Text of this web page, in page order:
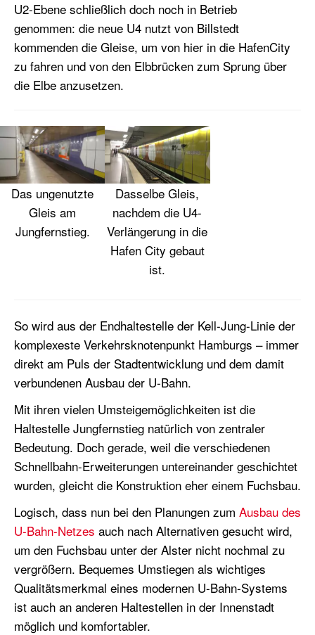
U2-Ebene schließlich doch noch in Betrieb
genommen: die neue U4 nutzt von Billstedt
kommenden die Gleise, um von hier in die HafenCity
zu fahren und von den Elbbrücken zum Sprung über
die Elbe anzusetzen.
Das ungenutzte
Gleis am
Jungfernstieg.
Dasselbe Gleis,
nachdem die U4-
Verlängerung in die
Hafen City gebaut
ist.
So wird aus der Endhaltestelle der Kell-Jung-Linie der
komplexeste Verkehrsknotenpunkt Hamburgs – immer
direkt am Puls der Stadtentwicklung und dem damit
verbundenen Ausbau der U-Bahn.
Mit ihren vielen Umsteigemöglichkeiten ist die
Haltestelle Jungfernstieg natürlich von zentraler
Bedeutung. Doch gerade, weil die verschiedenen
Schnellbahn-Erweiterungen untereinander geschichtet
wurden, gleicht die Konstruktion eher einem Fuchsbau.
Logisch, dass nun bei den Planungen zum Ausbau des
U-Bahn-Netzes auch nach Alternativen gesucht wird,
um den Fuchsbau unter der Alster nicht nochmal zu
vergrößern. Bequemes Umstiegen als wichtiges
Qualitätsmerkmal eines modernen U-Bahn-Systems
ist auch an anderen Haltestellen in der Innenstadt
möglich und komfortabler.